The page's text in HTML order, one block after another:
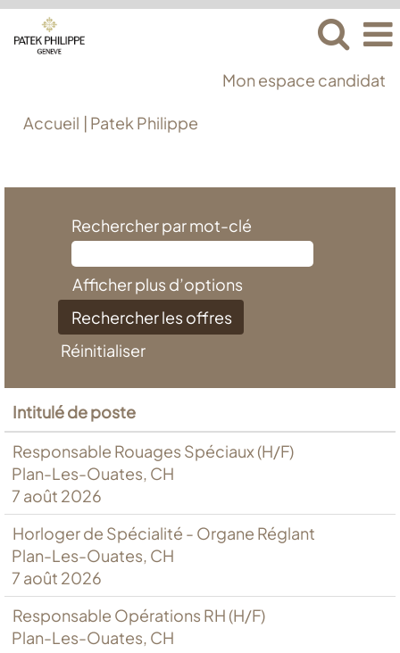
Mon espace candidat
Accueil | Patek Philippe
Rechercher par mot-clé
Afficher plus d’options
Réinitialiser
Intitulé de poste
Responsable Rouages Spéciaux (H/F)
Plan-Les-Ouates, CH
7 août 2026
Horloger de Spécialité - Organe Réglant
Plan-Les-Ouates, CH
7 août 2026
Responsable Opérations RH (H/F)
Plan-Les-Ouates, CH